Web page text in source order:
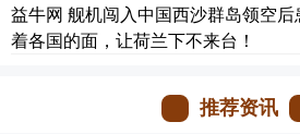
益牛网 舰机闯入中国西沙群岛领空
着各国的面，让荷兰下不来台！
推荐资讯